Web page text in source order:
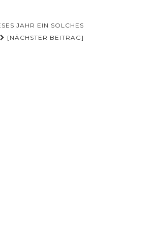
JAHR EIN SOLCHES
[NÄCHSTER BEITRAG]